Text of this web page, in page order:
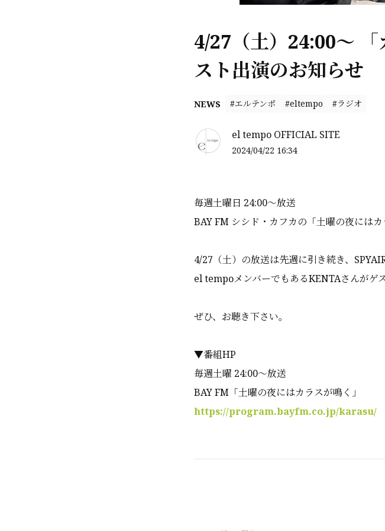
4/27（土）24:00〜
スト出演のお知らせ
NEWS #エルテンポ #eltempo #ラジオ
el tempo OFFICIAL SITE
2024/04/22 16:34
毎週土曜日 24:00〜放送
BAY FM シシド・カフカの「土曜の夜にはカ
4/27（土）の放送は先週に引き続き、
el tempoメンバーでもあるKENTAさんがゲ
ぜひ、お聴き下さい。
▼番組HP
毎週土曜 24:00〜放送
BAY FM「土曜の夜にはカラスが鳴く」
https://program.bayfm.co.jp/karasu/